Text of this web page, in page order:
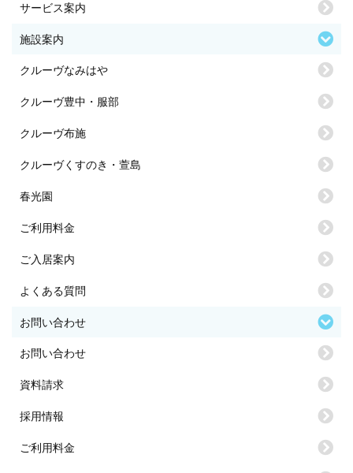
サービス案内
施設案内
クルーヴなみはや
クルーヴ豊中・服部
クルーヴ布施
クルーヴくすのき・萱島
春光園
ご利用料金
ご入居案内
よくある質問
お問い合わせ
お問い合わせ
資料請求
採用情報
ご利用料金